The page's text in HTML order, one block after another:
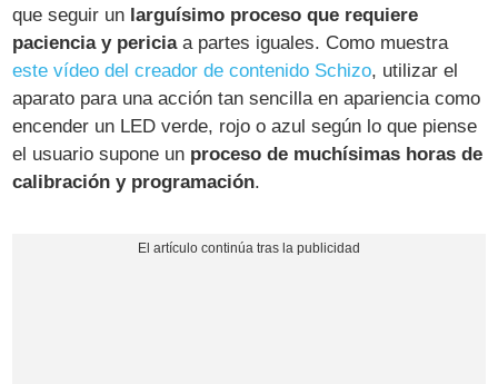
que seguir un larguísimo proceso que requiere
paciencia y periciaa partes iguales. Como muestra
este vídeo del creador de contenido Schizo, utilizar el
aparato para una acción tan sencilla en apariencia como
encender un LED verde, rojo o azul según lo que piense
el usuario supone un proceso de muchísimas horas de
calibración y programación.